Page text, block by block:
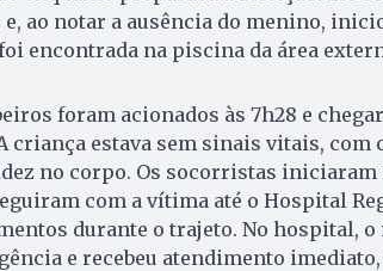
ao notar a ausência do menino,
encontrada na piscina da área
foram acionados às 7h28 e
criança estava sem sinais vitais, com
no corpo. Os socorristas iniciaram
com a vítima até o Hospital
durante o trajeto. No hospital,
e recebeu atendimento